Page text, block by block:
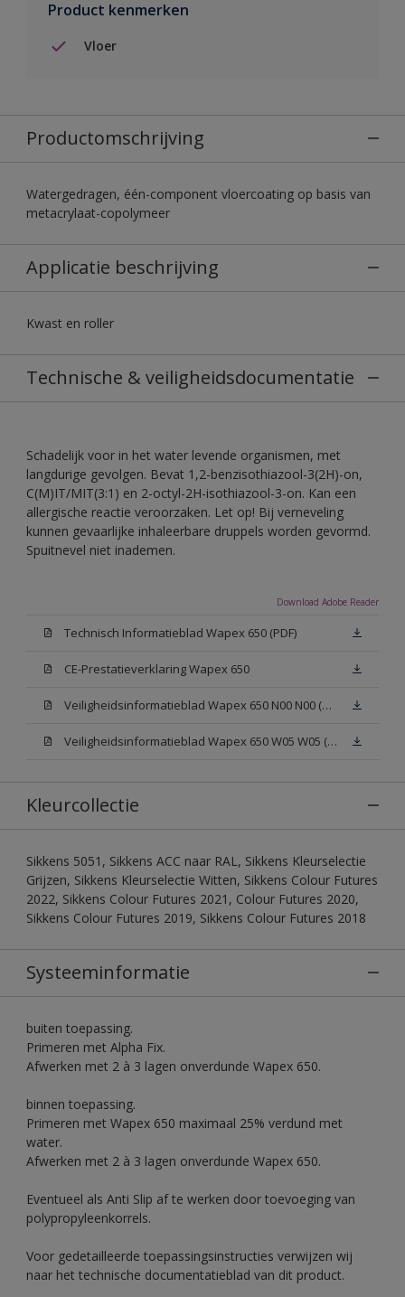
Product kenmerken
Vloer
Productomschrijving
Watergedragen, één-component vloercoating op basis van
metacrylaat-copolymeer
Applicatie beschrijving
Kwast en roller
Technische & veiligheidsdocumentatie
Schadelijk voor in het water levende organismen, met
langdurige gevolgen. Bevat 1,2-benzisothiazool-3(2H)-on,
C(M)IT/MIT(3:1) en 2-octyl-2H-isothiazool-3-on. Kan een
allergische reactie veroorzaken. Let op! Bij verneveling
kunnen gevaarlijke inhaleerbare druppels worden gevormd.
Spuitnevel niet inademen.
Download Adobe Reader
Technisch Informatieblad Wapex 650 (PDF)
CE-Prestatieverklaring Wapex 650
Veiligheidsinformatieblad Wapex 650 N00 N00 (MSDS)
Veiligheidsinformatieblad Wapex 650 W05 W05 (MSDS)
Kleurcollectie
Sikkens 5051, Sikkens ACC naar RAL, Sikkens Kleurselectie
Grijzen, Sikkens Kleurselectie Witten, Sikkens Colour Futures
2022, Sikkens Colour Futures 2021, Colour Futures 2020,
Sikkens Colour Futures 2019, Sikkens Colour Futures 2018
Systeeminformatie
buiten toepassing.
Primeren met Alpha Fix.
Afwerken met 2 à 3 lagen onverdunde Wapex 650.
binnen toepassing.
Primeren met Wapex 650 maximaal 25% verdund met
water.
Afwerken met 2 à 3 lagen onverdunde Wapex 650.
Eventueel als Anti Slip af te werken door toevoeging van
polypropyleenkorrels.
Voor gedetailleerde toepassingsinstructies verwijzen wij
naar het technische documentatieblad van dit product.